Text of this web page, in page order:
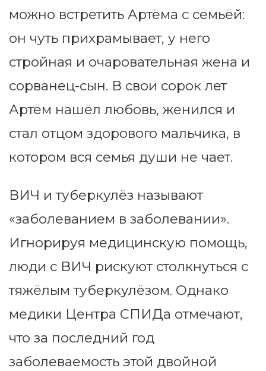
можно встретить Артёма с семьёй:
он чуть прихрамывает, у него
стройная и очаровательная жена и
сорванец-сын. В свои сорок лет
Артём нашёл любовь, женился и
стал отцом здорового мальчика, в
котором вся семья души не чает.
ВИЧ и туберкулёз называют
«заболеванием в заболевании».
Игнорируя медицинскую помощь,
люди с ВИЧ рискуют столкнуться с
тяжёлым туберкулёзом. Однако
медики Центра СПИДа отмечают,
что за последний год
заболеваемость этой двойной